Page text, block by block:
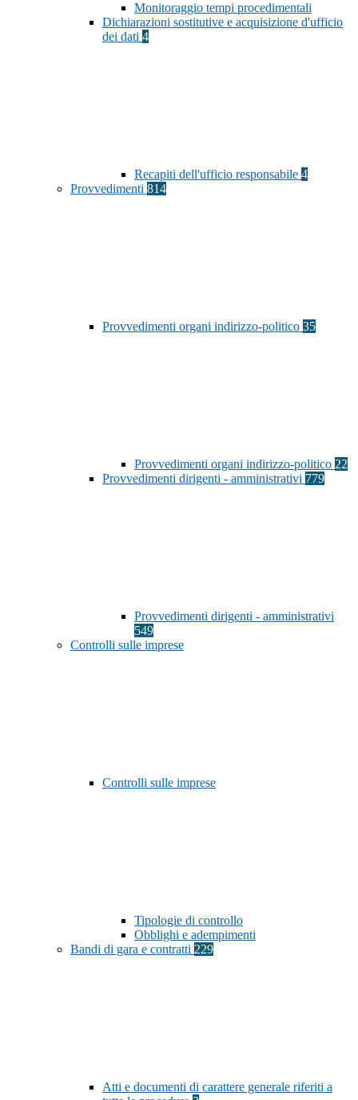
Monitoraggio tempi procedimentali
Dichiarazioni sostitutive e acquisizione d'ufficio
dei dati 4
Recapiti dell'ufficio responsabile 4
Provvedimenti 814
Provvedimenti organi indirizzo-politico 35
Provvedimenti organi indirizzo-politico 22
Provvedimenti dirigenti - amministrativi 779
Provvedimenti dirigenti - amministrativi
549
Controlli sulle imprese
Controlli sulle imprese
Tipologie di controllo
Obblighi e adempimenti
Bandi di gara e contratti 229
Atti e documenti di carattere generale riferiti a